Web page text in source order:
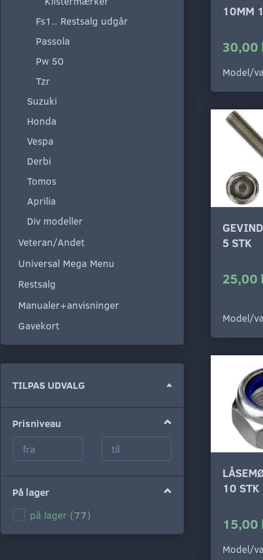
Fs1.. Restsalg udgår
Passola
Pw 50
Tzr
Suzuki
Honda
Vespa
Derbi
Tomos
Aprilia
Div modeller
Veteran/Andet
Universal Mega Menu
Restsalg
Manualer+anvisninger
Gavekort
TILPAS UDVALG
Prisniveau
På lager
på lager (77)
10MM
30,00
Model/
5 STK
25,00
Model/
10 STK
15,00
Model/